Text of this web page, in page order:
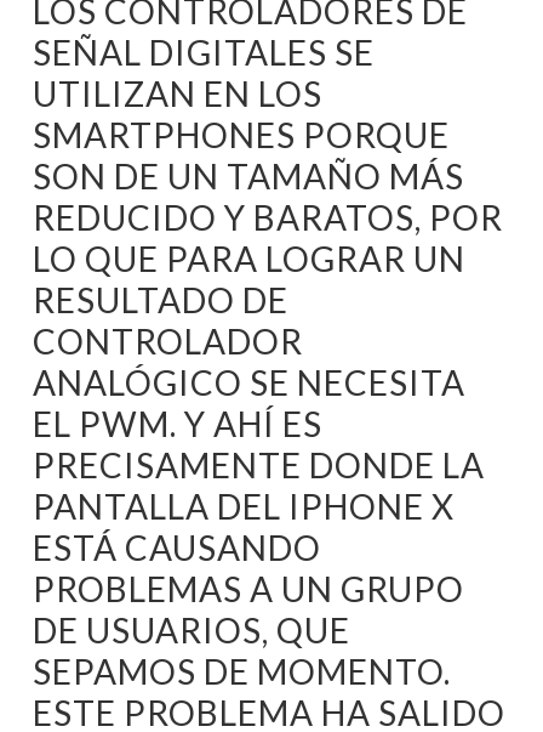
LOS CONTROLADORES DE
SEÑAL DIGITALES SE
UTILIZAN EN LOS
SMARTPHONES PORQUE
SON DE UN TAMAÑO MÁS
REDUCIDO Y BARATOS, POR
LO QUE PARA LOGRAR UN
RESULTADO DE
CONTROLADOR
ANALÓGICO SE NECESITA
EL PWM. Y AHÍ ES
PRECISAMENTE DONDE LA
PANTALLA DEL IPHONE X
ESTÁ CAUSANDO
PROBLEMAS A UN GRUPO
DE USUARIOS, QUE
SEPAMOS DE MOMENTO.
ESTE PROBLEMA HA SALIDO